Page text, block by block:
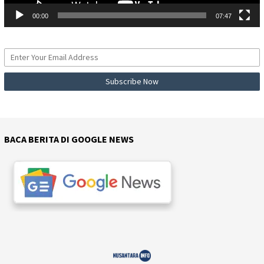
00:00 07:47
BACA BERITA DI GOOGLE NEWS